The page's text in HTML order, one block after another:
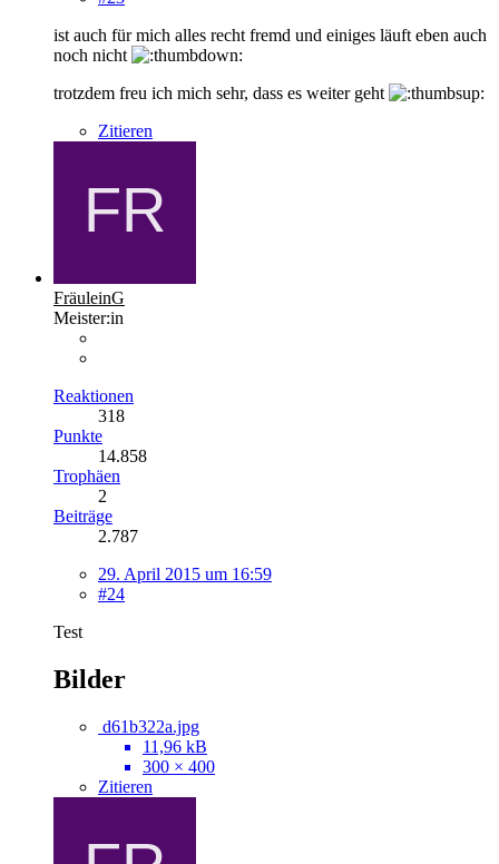
ist auch für mich alles recht fremd und einiges läuft eben auch
noch nicht
trotzdem freu ich mich sehr, dass es weiter geht
Zitieren
FräuleinG
Meister:in
Reaktionen
318
Punkte
14.858
Trophäen
2
Beiträge
2.787
29. April 2015 um 16:59
#24
Test
Bilder
d61b322a.jpg
11,96 kB
300 × 400
Zitieren